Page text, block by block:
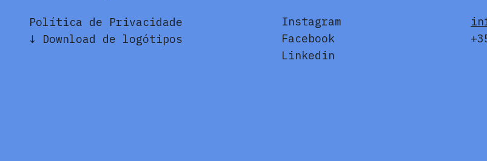
Política de Privacidade
↓ Download de logótipos
Instagram
Facebook
Linkedin